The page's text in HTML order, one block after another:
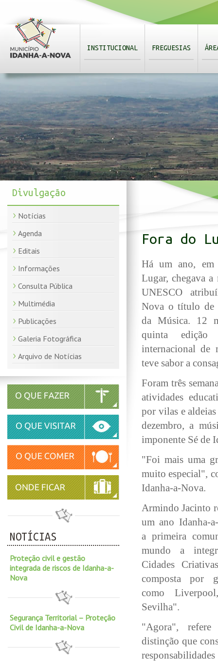
INSTITUCIONAL FREGUESIAS
Divulgação
Notícias
Agenda
Editais
Informações
Consulta Pública
Multimédia
Publicações
Galeria Fotográfica
Arquivo de Notícias
NOTÍCIAS
Proteção civil e gestão
integrada de riscos de Idanha-a-
Nova
Segurança Territorial – Proteção
Civil de Idanha-a-Nova
Fora do
Há um ano,
Lugar, chegava
UNESCO
Nova o título de
da Música. 12
quinta edição
internacional de
teve sabor a
Foram três
atividades
por vilas e
dezembro, a
imponente Sé de
"Foi mais uma
muito especial",
Idanha-a-Nova.
Armindo Jacinto
um ano Idanha-
a primeira
mundo a
Cidades
composta por
como
Sevilha".
"Agora",
distinção que